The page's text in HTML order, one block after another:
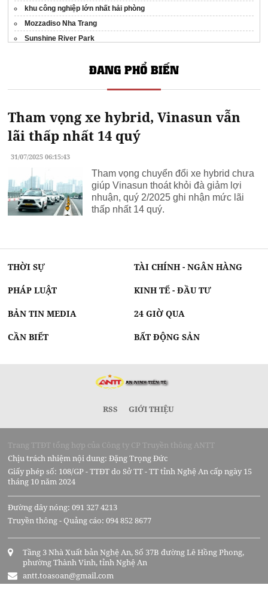
Serviced Apartment for rent in Phu Nhuan
HCMC
thewincitydhla.comdự án The Win City
khu công nghiệp lớn nhất hải phòng
Mozzadiso Nha Trang
Sunshine River Park
căn hộ habitat bình dương
bán khách sạn võ văn kiệt đà nẵng
TTC hỗ trợ đăng tin bất động sản miễn phí
nhà đất ven biển đà nẵng
ĐANG PHỔ BIẾN
Tham vọng xe hybrid, Vinasun vẫn
lãi thấp nhất 14 quý
31/07/2025 06:15:43
Tham vọng chuyển đổi xe hybrid chưa
giúp Vinasun thoát khỏi đà giảm lợi
nhuận, quý 2/2025 ghi nhận mức lãi
thấp nhất 14 quý.
THỜI SỰ TÀI CHÍNH - NGÂN HÀNG
PHÁP LUẬT KINH TẾ - ĐẦU TƯ
BẢN TIN MEDIA 24 GIỜ QUA
CẦN BIẾT BẤT ĐỘNG SẢN
RSS GIỚI THIỆU
Trang TTĐT tổng hợp của Công ty CP Truyền thông ANTT
Chịu trách nhiệm nội dung: Đặng Trọng Đức
Giấy phép số: 108/GP - TTĐT do Sở TT - TT tỉnh Nghệ An cấp ngày 15
tháng 10 năm 2024
Đường dây nóng: 091 327 4213
Truyền thông - Quảng cáo: 094 852 8677
Tầng 3 Nhà Xuất bản Nghệ An, Số 37B đường Lê Hồng Phong,
phường Thành Vinh, tỉnh Nghệ An
antt.toasoan@gmail.com